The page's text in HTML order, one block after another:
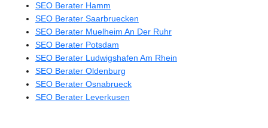
SEO Berater Hamm
SEO Berater Saarbruecken
SEO Berater Muelheim An Der Ruhr
SEO Berater Potsdam
SEO Berater Ludwigshafen Am Rhein
SEO Berater Oldenburg
SEO Berater Osnabrueck
SEO Berater Leverkusen